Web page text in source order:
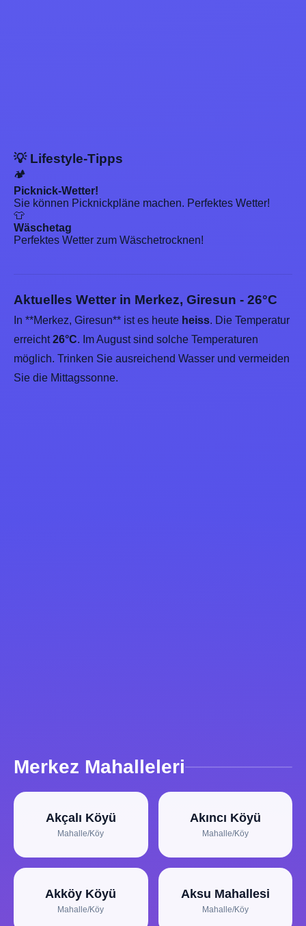
💡 Lifestyle-Tipps
🏕️
Picknick-Wetter!
Sie können Picknickpläne machen. Perfektes Wetter!
👕
Wäschetag
Perfektes Wetter zum Wäschetrocknen!
Aktuelles Wetter in Merkez, Giresun - 26°C
In **Merkez, Giresun** ist es heute heiss. Die Temperatur
erreicht26°C. Im August sind solche Temperaturen
möglich. Trinken Sie ausreichend Wasser und vermeiden
Sie die Mittagssonne.
Merkez Mahalleleri
Akçalı Köyü
Mahalle/Köy
Akıncı Köyü
Mahalle/Köy
Akköy Köyü
Mahalle/Köy
Aksu Mahallesi
Mahalle/Köy